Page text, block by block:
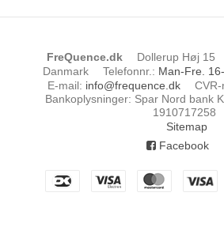
FreQuence.dk Dollerup Høj 15
Danmark
Telefonnr.: Man-Fre.
E-mail: info@frequence.dk
Bankoplysninger: Spar Nord bank
1910717258
Sitemap
Facebook